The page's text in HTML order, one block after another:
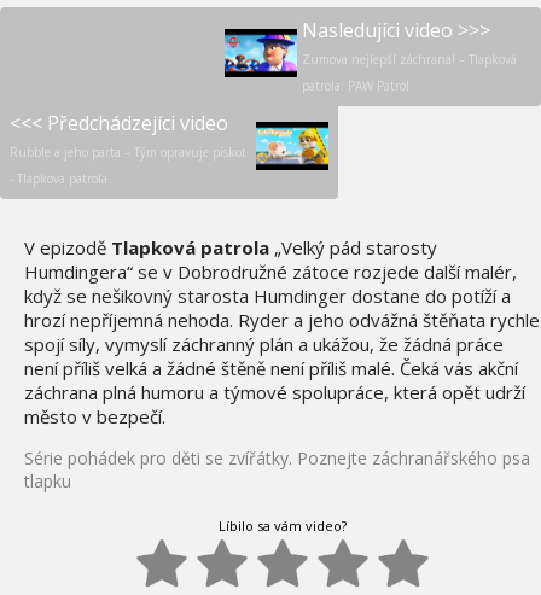
Nasledujíci video >>>
Zumova nejlepší záchrana! – Tlapková
patrola: PAW Patrol
<<< Předchádzejíci video
Rubble a jeho parta – Tým opravuje pískot
- Tlapkova patrola
V epizodě Tlapková patrola „Velký pád starosty
Humdingera“ se v Dobrodružné zátoce rozjede další malér,
když se nešikovný starosta Humdinger dostane do potíží a
hrozí nepříjemná nehoda. Ryder a jeho odvážná štěňata rychle
spojí síly, vymyslí záchranný plán a ukážou, že žádná práce
není příliš velká a žádné štěně není příliš malé. Čeká vás akční
záchrana plná humoru a týmové spolupráce, která opět udrží
město v bezpečí.
Série pohádek pro děti se zvířátky. Poznejte záchranářského psa
tlapku
Líbilo sa vám video?